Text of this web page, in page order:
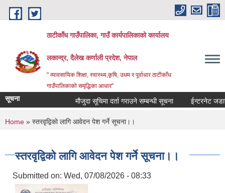
Skip to main content
ठाटीकाँध गाउँपालिका, गाउँ कार्यपालिकाको कार्यालय
लकान्द्र, दैलेख कर्णाली प्रदेश, नेपाल
" व्यावसायिक शिक्षा, स्वास्थ्य,कृषि, उधम र पूर्वाधार ठाटीकाँध
गाउँपालिकाको समृद्धिका आधार"
सूचना मौजुदा सूचिमा दर्ता गराउने सम्बन्धी सूचना ईन्टरनेट
You are here
Home » स्तरवृद्विकाे लागि आवेदन पेश गर्ने सूचना।।
स्तरवृद्विकाे लागि आवेदन पेश गर्ने सूचना।।
Submitted on: Wed, 07/08/2026 - 08:33